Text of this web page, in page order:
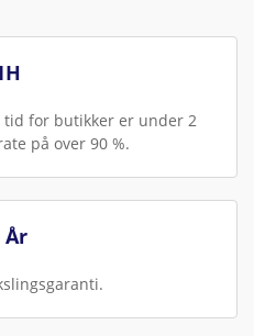
for butikker er under 2
på over 90 %.
År